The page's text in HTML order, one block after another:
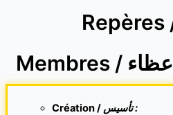
Création /
تأسيس :